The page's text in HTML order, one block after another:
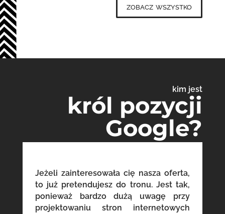
zobacz wszystko
kim jest
król pozycji
Google?
Jeżeli zainteresowała cię nasza oferta,
to już pretendujesz do tronu. Jest tak,
ponieważ bardzo dużą uwagę przy
projektowaniu stron internetowych